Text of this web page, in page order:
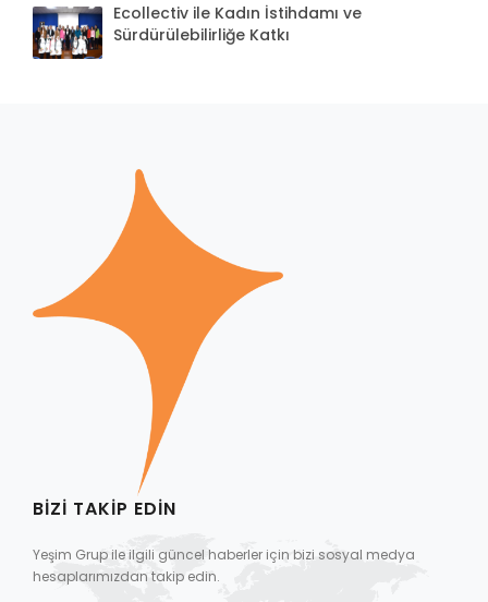
Ecollectiv ile Kadın İstihdamı ve
Sürdürülebilirliğe Katkı
BIZI TAKIP EDIN
Yeşim Grup ile ilgili güncel haberler için bizi sosyal medya
hesaplarımızdan takip edin.